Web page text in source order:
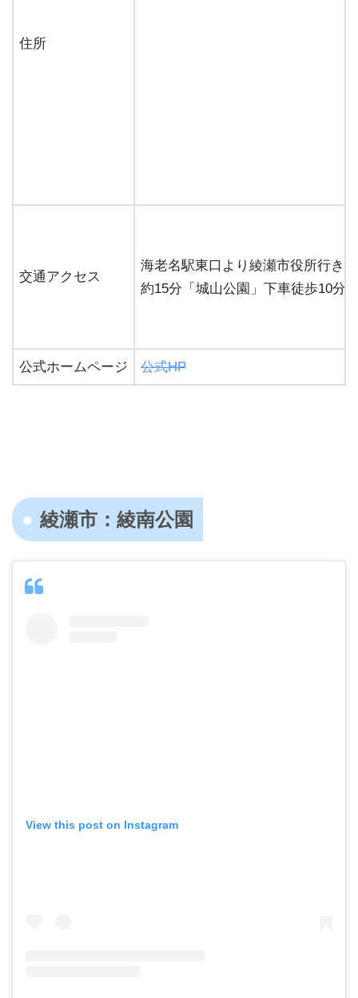
住所
交通アクセス
海老名駅東口より綾瀬市役所行き
約15分「城山公園」下車徒歩10分
公式ホームページ 公式HP
綾瀬市：綾南公園
View this post on Instagram